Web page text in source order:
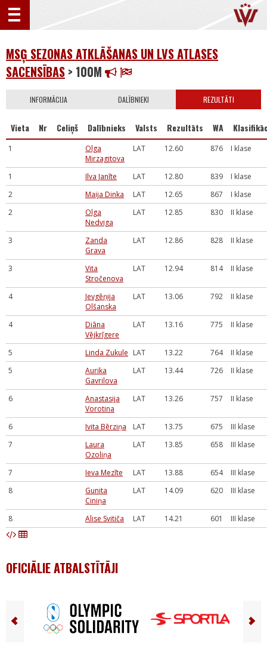
MSĢ SEZONAS ATKLĀŠANAS UN LVS ATLASES
SACENSĪBAS > 100M
INFORMĀCIJA DALĪBNIEKI REZULTĀTI
Vieta Nr Celiņš Dalībnieks Valsts Rezultāts WA
1
Olga
Mirzagitova
LAT 12.60 876 I klase
1 Ilva Janīte LAT 12.80 839
I klase
2
Maija Dinka LAT 12.65 867
I klase
2
Olga
Nedviga
LAT 12.85 830 II klase
3
Zanda
Grava
LAT 12.86 828 II klase
3
Vita
Stročenova
LAT 12.94 814 II klase
4
Jevgēņija
Olšanska
LAT 13.06 792 II klase
4
Diāna
Vējkrīgere
LAT 13.16 775 II klase
5 Linda Zukule LAT 13.22 764
II klase
5
Aurika
Gavrilova
LAT 13.44 726 II klase
6
Anastasija
Vorotina
LAT 13.26 757 II klase
6 Ivita Bērziņa LAT 13.75 675
III klase
7
Laura
Ozoliņa
LAT 13.85 658 III klase
7 Ieva Mezīte LAT 13.88 654
III klase
8
Gunita
Ciniņa
LAT 14.09 620 III klase
8 Alise Svitiča LAT 14.21 601 III klase
OFICIĀLIE ATBALSTĪTĀJI